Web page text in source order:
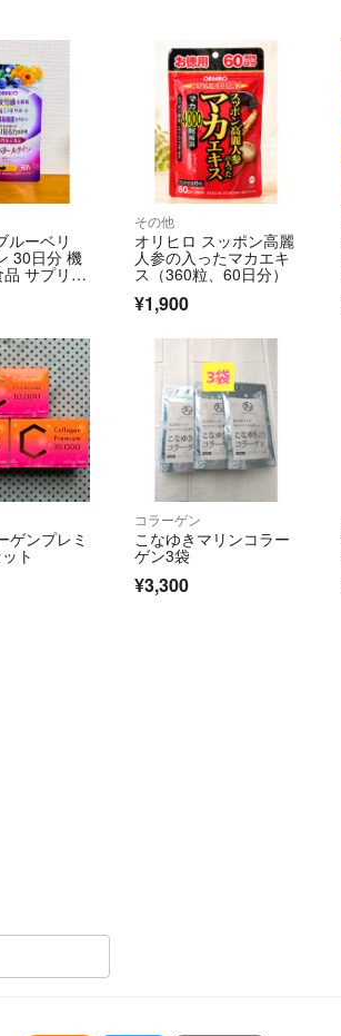
ルーベリ
30日分 機
サプリメ
その他
オリヒロ スッポン高麗
人参の入ったマカエキ
ス（360粒、60日分）
¥1,900
ゲンプレミ
ト
コラーゲン
こなゆきマリンコラー
ゲン3袋
¥3,300